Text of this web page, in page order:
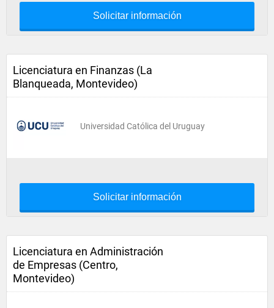
Solicitar información
Licenciatura en Finanzas (La
Blanqueada, Montevideo)
Universidad Católica del Uruguay
Solicitar información
Licenciatura en Administración
de Empresas (Centro,
Montevideo)